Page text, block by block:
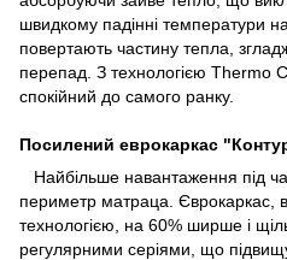
швидкому падінні температури
повертають частину тепла,
перепад. З технологією Thermo
спокійний до самого ранку.
Посилений еврокаркас
Найбільше навантаження під
периметр матраца. Єврокаркас,
технологією, на 60% ширше і
регулярними серіями, що